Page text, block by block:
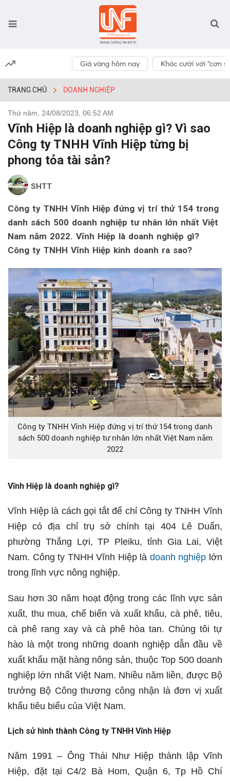
Giá vàng hôm nay Khóc cười với “cơn
TRANG CHỦ DOANH NGHIỆP
Thứ năm, 24/08/2023, 06:52 AM
Vĩnh Hiệp là doanh nghiệp gì? Vì sao
Công ty TNHH Vĩnh Hiệp từng bị
phong tỏa tài sản?
SHTT
Công ty TNHH Vĩnh Hiệp đứng vị trí thứ 154 trong
danh sách 500 doanh nghiệp tư nhân lớn nhất Việt
Nam năm 2022. Vĩnh Hiệp là doanh nghiệp gì?
Công ty TNHH Vĩnh Hiệp kinh doanh ra sao?
Công ty TNHH Vĩnh Hiệp đứng vị trí thứ 154 trong danh
sách 500 doanh nghiệp tư nhân lớn nhất Việt Nam năm
2022
Vĩnh Hiệp là doanh nghiệp gì?
Vĩnh Hiệp là cách gọi tắt để chỉ Công ty TNHH Vĩnh
Hiệp có địa chỉ trụ sở chính tại 404 Lê Duẩn,
phường Thắng Lợi, TP Pleiku, tỉnh Gia Lai, Việt
Nam. Công ty TNHH Vĩnh Hiệp là doanh nghiệp lớn
trong lĩnh vực nông nghiệp.
Sau hơn 30 năm hoạt động trong các lĩnh vực sản
xuất, thu mua, chế biến và xuất khẩu, cà phê, tiêu,
cà phê rang xay và cà phê hòa tan. Chúng tôi tự
hào là một trong những doanh nghiệp dẫn đầu về
xuất khẩu mặt hàng nông sản, thuộc Top 500 doanh
nghiệp lớn nhất Việt Nam. Nhiều năm liền, được Bộ
trưởng Bộ Công thương công nhận là đơn vị xuất
khẩu tiêu biểu của Việt Nam.
Lịch sử hình thành Công ty TNHH Vĩnh Hiệp
Năm 1991 – Ông Thái Như Hiệp thành lập Vĩnh
Hiệp, đặt tại C4/2 Bà Hom, Quận 6, Tp Hồ Chí